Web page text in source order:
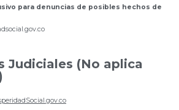
para denuncias de posibles hechos de
Judiciales (No aplica